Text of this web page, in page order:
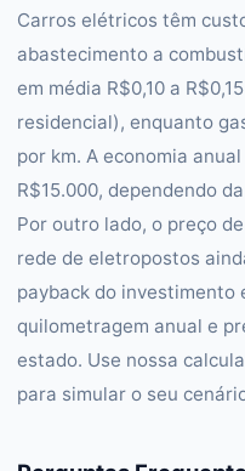
Carros elétricos têm
abastecimento a
em média R$0,10 a
residencial), enquanto
por km. A economia
R$15.000, dependendo
Por outro lado, o preço
rede de eletropostos
payback do investimento
quilometragem anual e
estado. Use nossa
para simular o seu